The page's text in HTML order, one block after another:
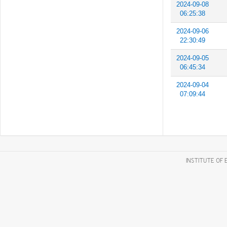
2024-09-08
06:25:38
2024-09-06
22:30:49
2024-09-05
06:45:34
2024-09-04
07:09:44
INSTITUTE OF